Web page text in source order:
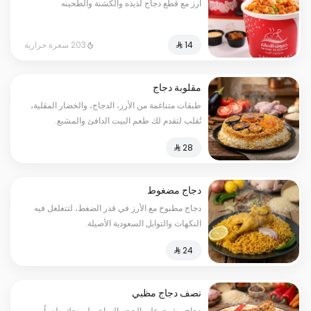
ارز مع قطع دجاج لذيذه والكشنة والطحينه
⁨⁦‪‬ 14⁩ 203 سعرة حرارية
مقلوبة دجاج
طبقات متناغمة من الأرز، الدجاج، والخضار المقلية،
تُقلب لتقدم لك طعم البيت الدافئ والمشبع.
دجاج مضغوط
دجاج مطبوخ مع الأرز في قدر الضغط، لتتغلغل فيه
النكهات والتوابل السعودية الأصيلة.
⁨⁦‪‬ 24⁩
نصف دجاج مظبي